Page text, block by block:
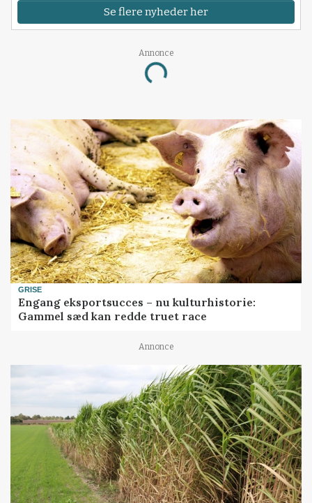
Se flere nyheder her
Annonce
Loading...
GRISE
Engang eksportsucces – nu kulturhistorie:
Gammel sæd kan redde truet race
Annonce